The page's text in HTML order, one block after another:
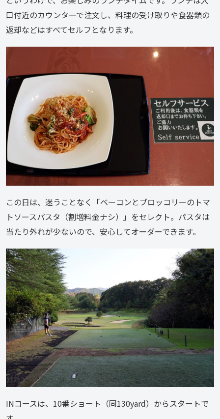
口付近のカウンターで注文し、料理の受け取りや食器類の
返却などはすべてセルフとなります。
この日は、迷うことなく「ベーコンとブロッコリーのトマ
トソースパスタ（割増料金ナシ）」をセレクト。パスタは
当たり外れが少ないので、安心してオーダーできます。
INコースは、10番ショート（同130yard）からスタートで